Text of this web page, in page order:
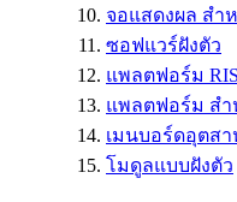
จอแสดงผล สำ
ซอฟแวร์ฝังตัว
แพลตฟอร์ม
แพลตฟอร์ม สำ
เมนบอร์ดอุตส
โมดูลแบบฝังตัว